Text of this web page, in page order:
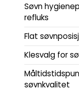
Søvn
refluks
Flat
Klesvalg for
søvnkvalitet